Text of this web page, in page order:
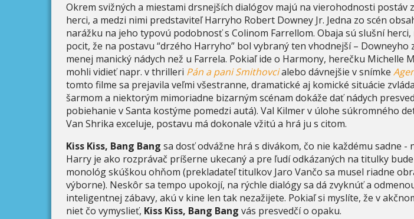
Okrem svižných a miestami drsnejších dialógov majú na vierohodnosti postáv
herci, a medzi nimi predstaviteľ Harryho Robert Downey Jr. Jedna zo scén
narážku na jeho typovú podobnosť s Colinom Farrellom. Obaja sú slušní herci,
pocit, že na postavu “drzého Harryho” bol vybraný ten vhodnejší – Downeyho
menej manický nádych než u Farrela. Pokiaľ ide o Harmony, herečku Michelle
mohli vidieť napr. v thrilleri Pán a pani Smithovcialebo dávnejšie v snímke
tomto filme sa prejavila veľmi všestranne, dramatické aj komické situácie
šarmom a niektorým mimoriadne bizarným scénam dokáže dať nádych
pobiehanie v Santa kostýme pomedzi autá). Val Kilmer v úlohe súkromného
Van Shrika exceluje, postavu má dokonale vžitú a hrá ju s citom.
Kiss Kiss, Bang Bang sa dosť odvážne hrá s divákom, čo nie každému sadne -
Harry je ako rozprávač príšerne ukecaný a pre ľudí odkázaných na titulky
monológ skúškou ohňom (prekladateľ titulkov Jaro Vančo sa musel riadne
výborne). Neskôr sa tempo upokojí, na rýchle dialógy sa dá zvyknúť a
inteligentnej zábavy, akú v kine len tak nezažijete. Pokiaľ si myslíte, že v
niet čo vymyslieť, Kiss Kiss, Bang Bang vás presvedčí o opaku.